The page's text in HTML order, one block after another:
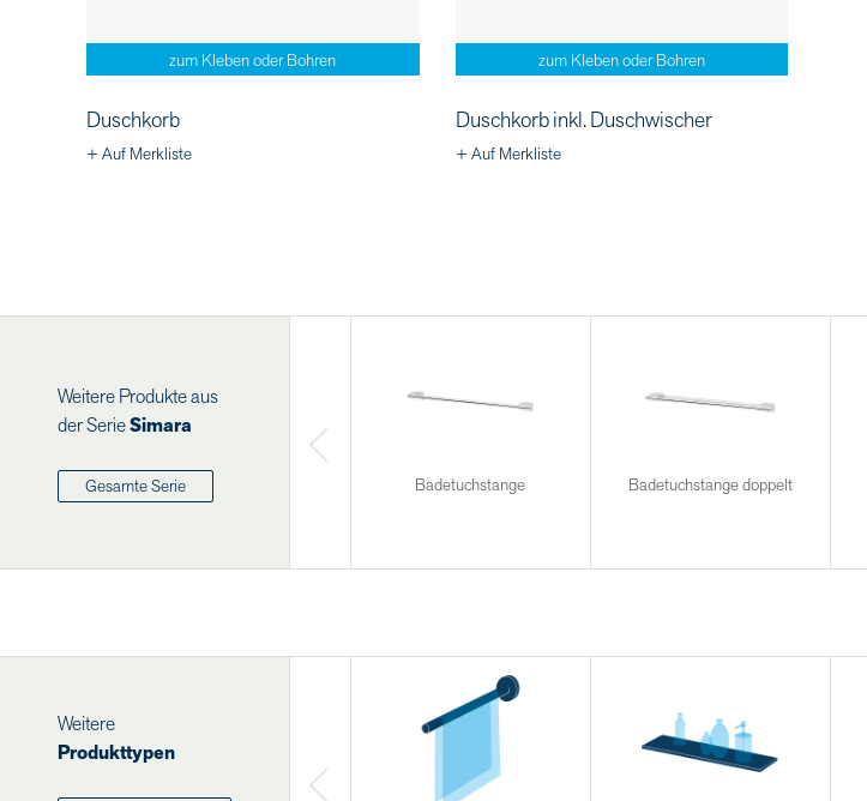
zum Kleben oder Bohren
Duschkorb
+ Auf Merkliste
zum Kleben oder Bohren
Duschkorb inkl. Duschwischer
+ Auf Merkliste
Weitere Produkte aus
der SerieSimara
Gesamte Serie Badetuchstange Badetuchstange doppelt
Weitere
Produkttypen